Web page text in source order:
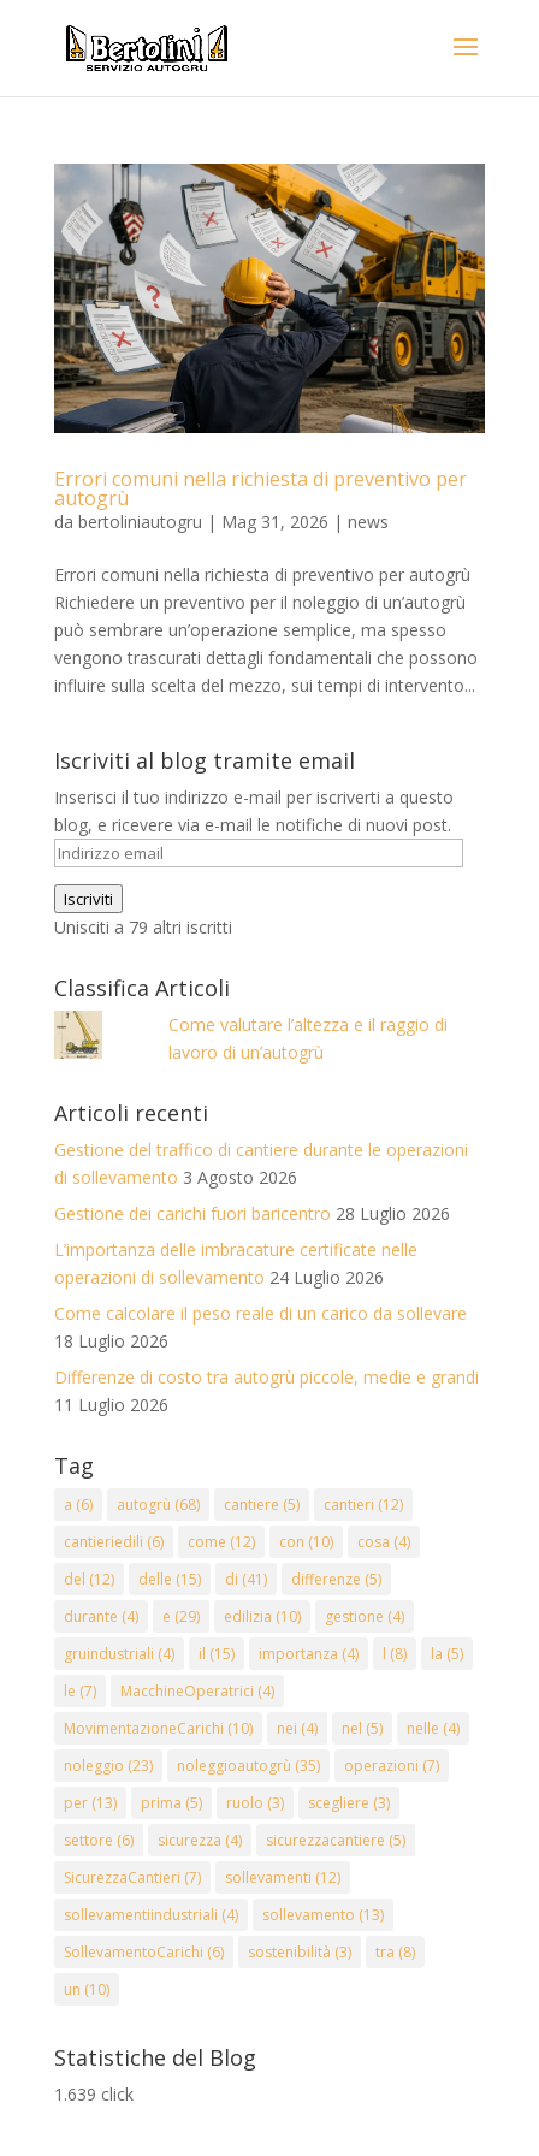
Errori comuni nella richiesta di preventivo per
autogrù
da bertoliniautogru | Mag 31, 2026 | news
Errori comuni nella richiesta di preventivo per autogrù
Richiedere un preventivo per il noleggio di un’autogrù
può sembrare un’operazione semplice, ma spesso
vengono trascurati dettagli fondamentali che possono
influire sulla scelta del mezzo, sui tempi di intervento...
Iscriviti al blog tramite email
Inserisci il tuo indirizzo e-mail per iscriverti a questo
blog, e ricevere via e-mail le notifiche di nuovi post.
Indirizzo
email
Iscriviti
Unisciti a 79 altri iscritti
Classifica Articoli
Come valutare l’altezza e il raggio di
lavoro di un’autogrù
Articoli recenti
Gestione del traffico di cantiere durante le operazioni
di sollevamento 3 Agosto 2026
Gestione dei carichi fuori baricentro 28 Luglio 2026
L’importanza delle imbracature certificate nelle
operazioni di sollevamento 24 Luglio 2026
Come calcolare il peso reale di un carico da sollevare
18 Luglio 2026
Differenze di costo tra autogrù piccole, medie e grandi
11 Luglio 2026
Tag
a (6) autogrù (68) cantiere (5) cantieri (12)
cantieriedili (6) come (12) con (10) cosa (4)
del (12) delle (15) di (41) differenze (5)
durante (4) e (29) edilizia (10) gestione (4)
gruindustriali (4) il (15) importanza (4) l (8) la (5)
le (7) MacchineOperatrici (4)
MovimentazioneCarichi (10) nei (4) nel (5) nelle (4)
noleggio (23) noleggioautogrù (35) operazioni (7)
per(13) prima (5) ruolo (3) scegliere (3)
settore (6) sicurezza (4) sicurezzacantiere (5)
SicurezzaCantieri (7) sollevamenti (12)
sollevamentiindustriali (4) sollevamento (13)
SollevamentoCarichi (6) sostenibilità (3) tra (8)
un (10)
Statistiche del Blog
1.639 click